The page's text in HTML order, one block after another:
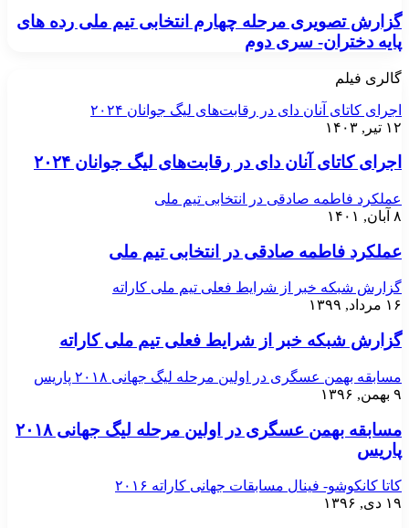
گزارش تصویری مرحله چهارم انتخابی تیم ملی رده های
پایه دختران- سری دوم
گالری فیلم
اجرای کاتای آنان دای در رقابت‌های لیگ جوانان ۲۰۲۴
۱۲ تیر, ۱۴۰۳
اجرای کاتای آنان دای در رقابت‌های لیگ جوانان ۲۰۲۴
عملکرد فاطمه صادقی در انتخابی تیم ملی
۸ آبان, ۱۴۰۱
عملکرد فاطمه صادقی در انتخابی تیم ملی
گزارش شبکه خبر از شرایط فعلی تیم ملی کاراته
۱۶ مرداد, ۱۳۹۹
گزارش شبکه خبر از شرایط فعلی تیم ملی کاراته
مسابقه بهمن عسگری در اولین مرحله لیگ جهانی ۲۰۱۸ پاریس
۹ بهمن, ۱۳۹۶
مسابقه بهمن عسگری در اولین مرحله لیگ جهانی ۲۰۱۸
پاریس
کاتا کانکوشو- فینال مسابقات جهانی کاراته ۲۰۱۶
۱۹ دی, ۱۳۹۶